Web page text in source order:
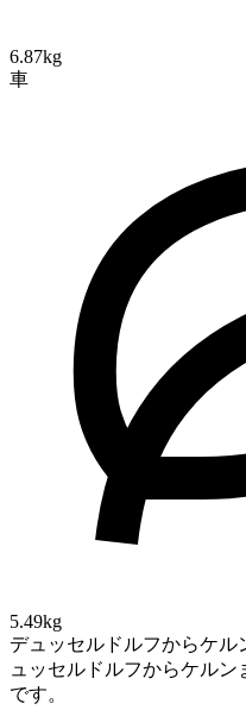
6.87kg
車
5.49kg
デュッセルドルフからケル
ュッセルドルフからケルン
です。